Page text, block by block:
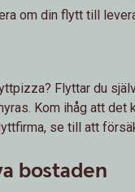
om din flytt till
Flyttar du
Kom ihåg att det
se till att
bostaden